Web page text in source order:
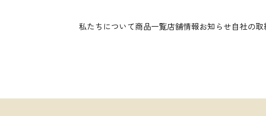
私たちについて商品一覧店舗情報お知らせ自社の取